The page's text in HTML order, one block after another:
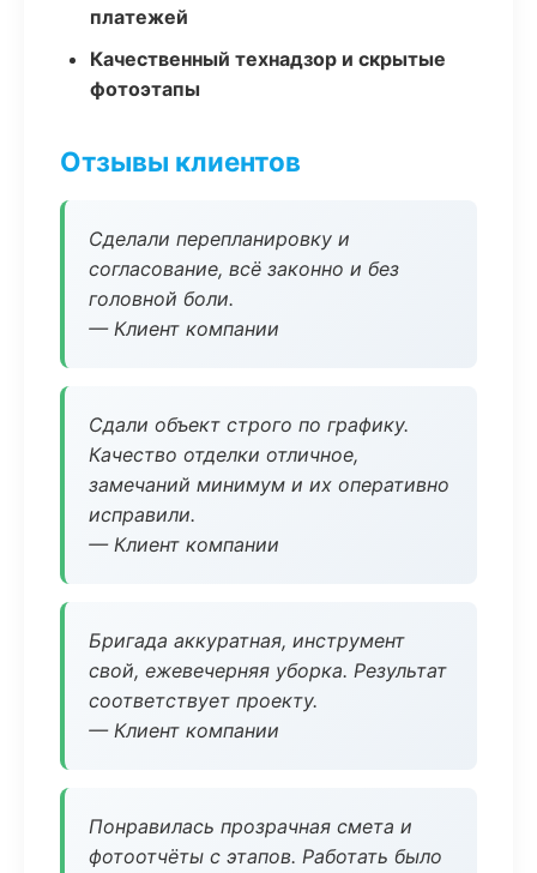
платежей
Качественный технадзор и скрытые
фотоэтапы
Отзывы клиентов
Сделали перепланировку и
согласование, всё законно и без
головной боли.
— Клиент компании
Сдали объект строго по графику.
Качество отделки отличное,
замечаний минимум и их оперативно
исправили.
— Клиент компании
Бригада аккуратная, инструмент
свой, ежевечерняя уборка. Результат
соответствует проекту.
— Клиент компании
Понравилась прозрачная смета и
фотоотчёты с этапов. Работать было